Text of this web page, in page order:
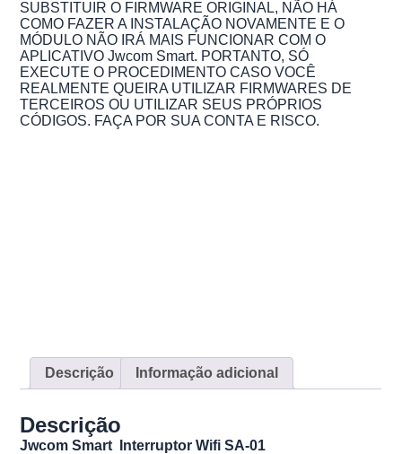
SUBSTITUIR O FIRMWARE ORIGINAL, NÃO HÁ
COMO FAZER A INSTALAÇÃO NOVAMENTE E O
MÓDULO NÃO IRÁ MAIS FUNCIONAR COM O
APLICATIVO Jwcom Smart. PORTANTO, SÓ
EXECUTE O PROCEDIMENTO CASO VOCÊ
REALMENTE QUEIRA UTILIZAR FIRMWARES DE
TERCEIROS OU UTILIZAR SEUS PRÓPRIOS
CÓDIGOS. FAÇA POR SUA CONTA E RISCO.
Descrição Informação adicional
Descrição
Jwcom Smart Interruptor Wifi SA-01